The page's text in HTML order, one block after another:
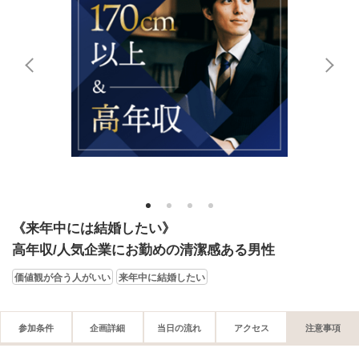
1 2 3 4
《来年中には結婚したい》
高年収/人気企業にお勤めの清潔感ある男性
価値観が合う人がいい 来年中に結婚したい
参加条件 企画詳細 当日の流れ アクセス 注意事項